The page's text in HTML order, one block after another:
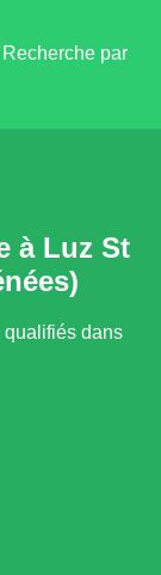
Recherche par
à Luz St
qualifiés dans